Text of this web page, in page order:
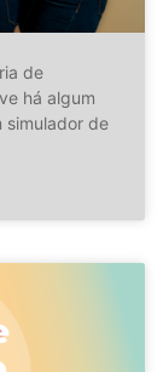
de
há algum
simulador de